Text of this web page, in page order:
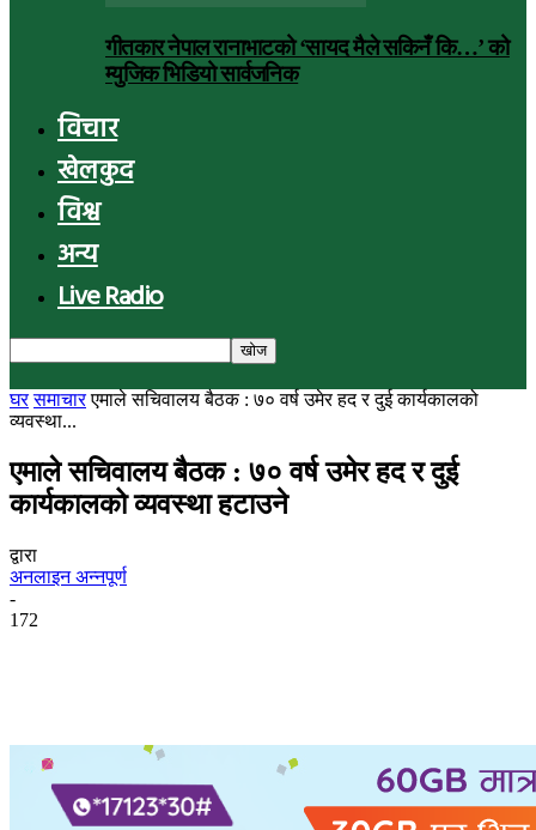
गीतकार नेपाल रानाभाटको ‘सायद मैले सकिनँ कि…’ को
म्युजिक भिडियो सार्वजनिक
विचार
खेलकुद
विश्व
अन्य
Live Radio
घर समाचार एमाले सचिवालय बैठक : ७० वर्ष उमेर हद र दुई कार्यकालको
व्यवस्था...
एमाले सचिवालय बैठक : ७० वर्ष उमेर हद र दुई
कार्यकालको व्यवस्था हटाउने
द्वारा
अनलाइन अन्नपूर्ण
-
172